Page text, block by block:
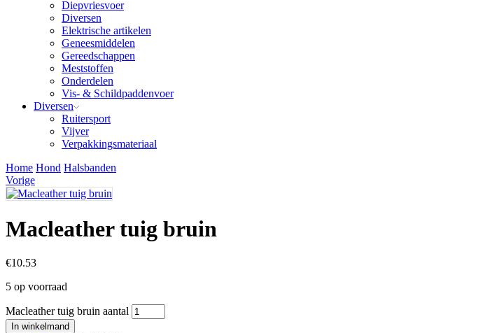
Diepvriesvoer
Diversen
Elektrische artikelen
Geneesmiddelen
Gereedschappen
Meststoffen
Onderdelen
Vis- & Schildpaddenvoer
Diversen
Ruitersport
Vijver
Verpakkingsmateriaal
Home Hond Halsbanden
Vorige
Macleather tuig bruin
€10.53
5 op voorraad
Macleather tuig bruin aantal
In winkelmand